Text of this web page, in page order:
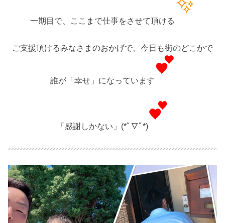
一期目で、ここまで仕事をさせて頂ける
ご支援頂けるみなさまのおかげで、今日も街のどこかで
誰が「幸せ」になっています
「感謝しかない」(*ﾟ▽ﾟ*)